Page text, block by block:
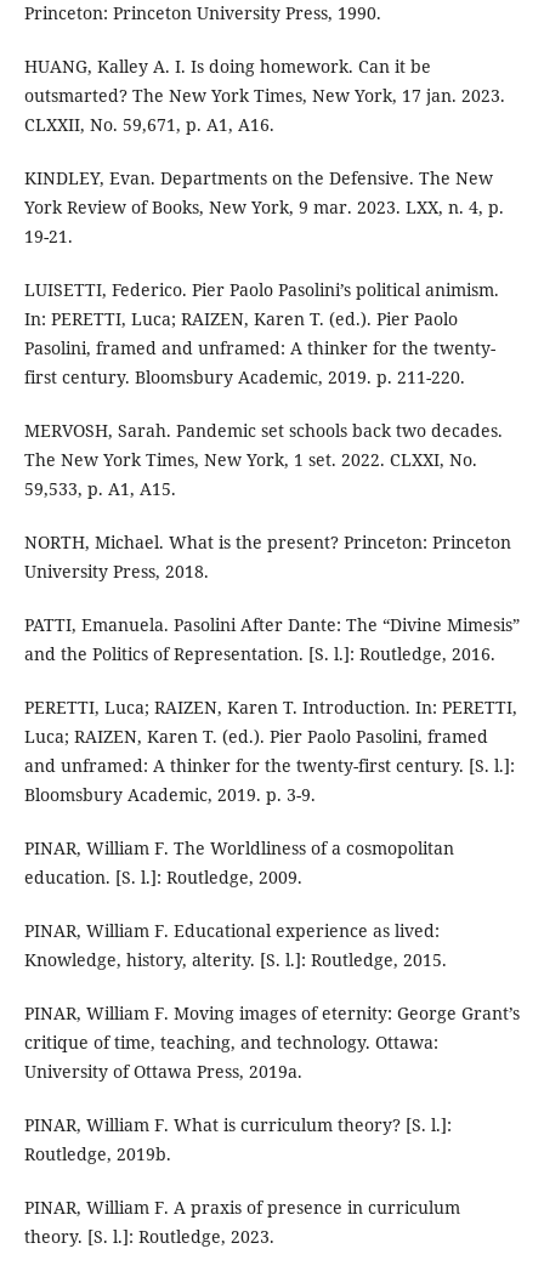
Princeton: Princeton University Press, 1990.
HUANG, Kalley A. I. Is doing homework. Can it be
outsmarted? The New York Times, New York, 17 jan. 2023.
CLXXII, No. 59,671, p. A1, A16.
KINDLEY, Evan. Departments on the Defensive. The New
York Review of Books, New York, 9 mar. 2023. LXX, n. 4, p.
19-21.
LUISETTI, Federico. Pier Paolo Pasolini’s political animism.
In: PERETTI, Luca; RAIZEN, Karen T. (ed.). Pier Paolo
Pasolini, framed and unframed: A thinker for the twenty-
first century. Bloomsbury Academic, 2019. p. 211-220.
MERVOSH, Sarah. Pandemic set schools back two decades.
The New York Times, New York, 1 set. 2022. CLXXI, No.
59,533, p. A1, A15.
NORTH, Michael. What is the present? Princeton: Princeton
University Press, 2018.
PATTI, Emanuela. Pasolini After Dante: The “Divine Mimesis”
and the Politics of Representation. [S. l.]: Routledge, 2016.
PERETTI, Luca; RAIZEN, Karen T. Introduction. In: PERETTI,
Luca; RAIZEN, Karen T. (ed.). Pier Paolo Pasolini, framed
and unframed: A thinker for the twenty-first century. [S. l.]:
Bloomsbury Academic, 2019. p. 3-9.
PINAR, William F. The Worldliness of a cosmopolitan
education. [S. l.]: Routledge, 2009.
PINAR, William F. Educational experience as lived:
Knowledge, history, alterity. [S. l.]: Routledge, 2015.
PINAR, William F. Moving images of eternity: George Grant’s
critique of time, teaching, and technology. Ottawa:
University of Ottawa Press, 2019a.
PINAR, William F. What is curriculum theory? [S. l.]:
Routledge, 2019b.
PINAR, William F. A praxis of presence in curriculum
theory. [S. l.]: Routledge, 2023.